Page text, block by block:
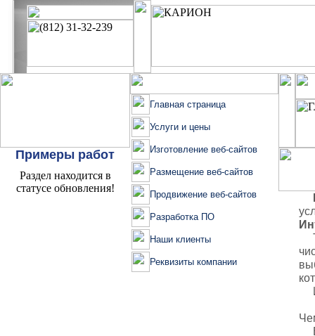
Примеры работ
Раздел находится в
статусе обновления!
Главная страница
Услуги и цены
Изготовление веб-сайтов
Размещение веб-сайтов
Продвижение веб-сайтов
Разработка ПО
Наши клиенты
Реквизиты компании
В